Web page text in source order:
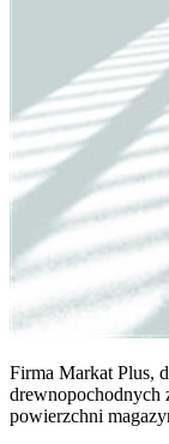
Firma Markat Plus,
drewnopochodnych
powierzchni